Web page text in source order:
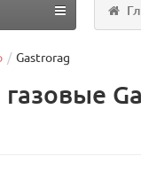
Gastrorag